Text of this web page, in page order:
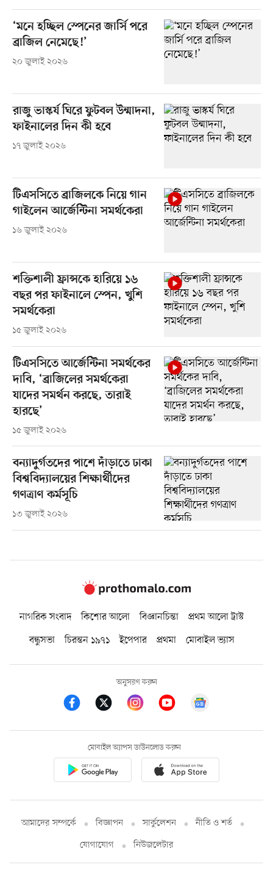
‘মনে হচ্ছিল স্পেনের জার্সি পরে
ব্রাজিল নেমেছে!’
২০ জুলাই ২০২৬
রাজু ভাস্কর্য ঘিরে ফুটবল উন্মাদনা,
ফাইনালের দিন কী হবে
১৭ জুলাই ২০২৬
টিএসসিতে ব্রাজিলকে নিয়ে গান
গাইলেন আর্জেন্টিনা সমর্থকেরা
১৬ জুলাই ২০২৬
শক্তিশালী ফ্রান্সকে হারিয়ে ১৬
বছর পর ফাইনালে স্পেন, খুশি
সমর্থকেরা
১৫ জুলাই ২০২৬
টিএসসিতে আর্জেন্টিনা সমর্থকের
দাবি, ‘ব্রাজিলের সমর্থকেরা
যাদের সমর্থন করছে, তারাই
হারছে’
১৫ জুলাই ২০২৬
বন্যাদুর্গতদের পাশে দাঁড়াতে ঢাকা
বিশ্ববিদ্যালয়ের শিক্ষার্থীদের
গণত্রাণ কর্মসূচি
১৩ জুলাই ২০২৬
নাগরিক সংবাদ কিশোর আলো বিজ্ঞানচিন্তা
প্রথম আলো ট্রাস্ট
বন্ধুসভা
চিরন্তন ১৯৭১ ইপেপার প্রথমা মোবাইল ভ্যাস
অনুসরণ করুন
মোবাইল অ্যাপস ডাউনলোড করুন
আমাদের সম্পর্কে বিজ্ঞাপন সার্কুলেশন
নীতি ও শর্ত
যোগাযোগ
নিউজলেটার